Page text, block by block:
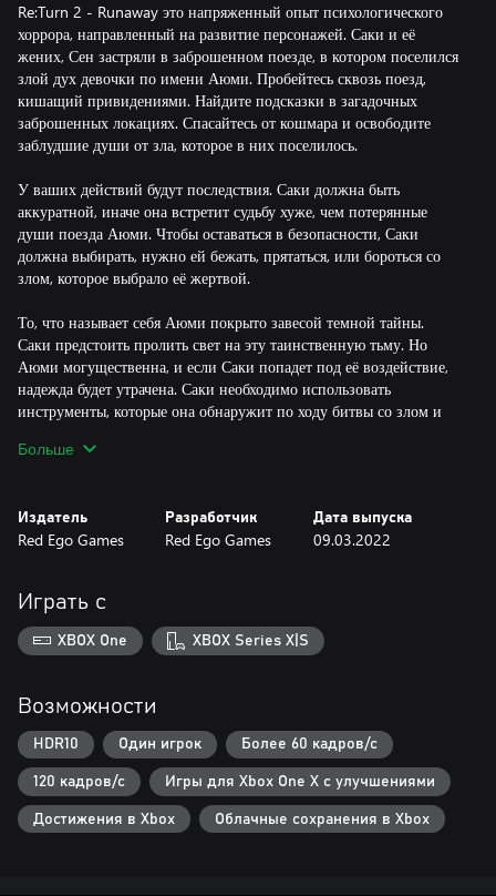
Re:Turn 2 - Runaway это напряженный опыт психологического
хоррора, направленный на развитие персонажей. Саки и её
жених, Сен застряли в заброшенном поезде, в котором поселился
злой дух девочки по имени Аюми. Пробейтесь сквозь поезд,
кишащий привидениями. Найдите подсказки в загадочных
заброшенных локациях. Спасайтесь от кошмара и освободите
заблудшие души от зла, которое в них поселилось.
У ваших действий будут последствия. Саки должна быть
аккуратной, иначе она встретит судьбу хуже, чем потерянные
души поезда Аюми. Чтобы оставаться в безопасности, Саки
должна выбирать, нужно ей бежать, прятаться, или бороться со
злом, которое выбрало её жертвой.
То, что называет себя Аюми покрыто завесой темной тайны.
Саки предстоить пролить свет на эту таинственную тьму. Но
Аюми могущественна, и если Саки попадет под её воздействие,
надежда будет утрачена. Саки необходимо использовать
инструменты, которые она обнаружит по ходу битвы со злом и
Больше
Издатель
Red Ego Games
Разработчик
Red Ego Games
Дата выпуска
09.03.2022
Играть с
XBOX One XBOX Series X|S
Возможности
HDR10 Один игрок Более 60 кадров/с
120 кадров/с Игры для Xbox One X с улучшениями
Достижения в Xbox Облачные сохранения в Xbox